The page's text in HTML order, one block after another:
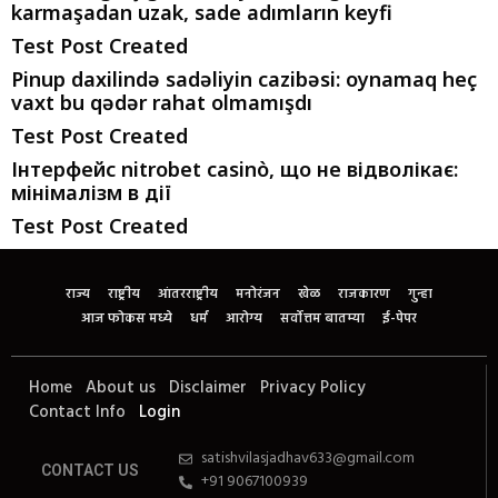
karmaşadan uzak, sade adımların keyfi
Test Post Created
Pinup daxilində sadəliyin cazibəsi: oynamaq heç
vaxt bu qədər rahat olmamışdı
Test Post Created
Інтерфейс nitrobet casinò, що не відволікає:
мінімалізм в дії
Test Post Created
राज्य राष्ट्रीय आंतरराष्ट्रीय मनोरंजन खेळ राजकारण
गुन्हा
आज फोकस मध्ये
धर्म आरोग्य सर्वोत्तम बातम्या ई-पेपर
Home About us Disclaimer Privacy Policy
Contact Info Login
CONTACT US
satishvilasjadhav633@gmail.com
+91 9067100939